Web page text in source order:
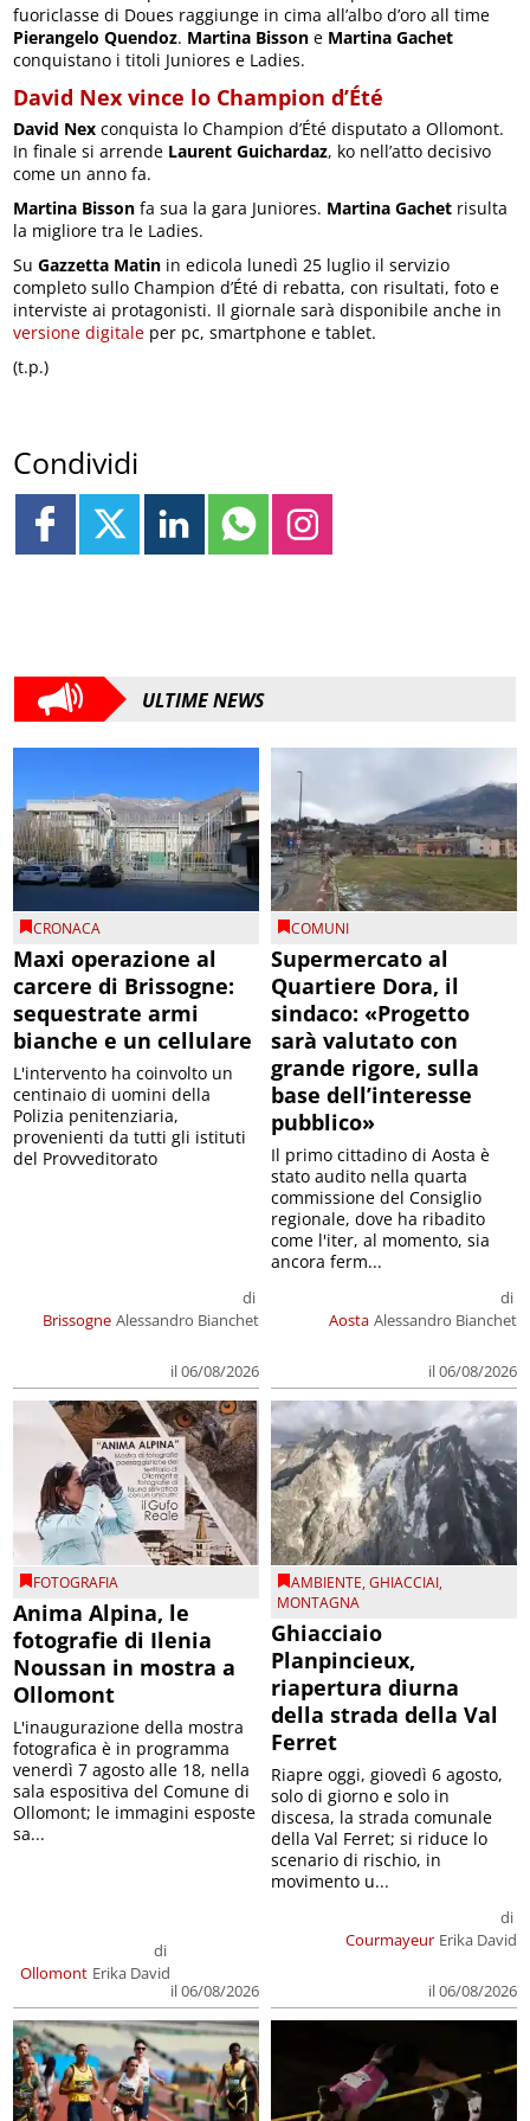
fuoriclasse di Doues raggiunge in cima all’albo d’oro all time
Pierangelo Quendoz. Martina Bisson e Martina Gachet
conquistano i titoli Juniores e Ladies.
David Nex vince lo Champion d’Été
David Nex conquista lo Champion d’Été disputato a Ollomont.
In finale si arrende Laurent Guichardaz, ko nell’atto decisivo
come un anno fa.
Martina Bisson fa sua la gara Juniores. Martina Gachet risulta
la migliore tra le Ladies.
SuGazzetta Matin in edicola lunedì 25 luglio il servizio
completo sullo Champion d’Été di rebatta, con risultati, foto e
interviste ai protagonisti. Il giornale sarà disponibile anche in
versione digitale per pc, smartphone e tablet.
(t.p.)
Condividi
ULTIME NEWS
CRONACA
Maxi operazione al
carcere di Brissogne:
sequestrate armi
bianche e un cellulare
Brissogne
di
Alessandro Bianchet
il 06/08/2026
L'intervento ha coinvolto un
centinaio di uomini della
Polizia penitenziaria,
provenienti da tutti gli istituti
del Provveditorato
COMUNI
Supermercato al
Quartiere Dora, il
sindaco: «Progetto
sarà valutato con
grande rigore, sulla
base dell’interesse
pubblico»
Aosta
di
Alessandro Bianchet
il 06/08/2026
Il primo cittadino di Aosta è
stato audito nella quarta
commissione del Consiglio
regionale, dove ha ribadito
come l'iter, al momento, sia
ancora ferm...
FOTOGRAFIA
Anima Alpina, le
fotografie di Ilenia
Noussan in mostra a
Ollomont
Ollomont
di
Erika David
il 06/08/2026
L'inaugurazione della mostra
fotografica è in programma
venerdì 7 agosto alle 18, nella
sala espositiva del Comune di
Ollomont; le immagini esposte
sa...
AMBIENTE,GHIACCIAI,
MONTAGNA
Ghiacciaio
Planpincieux,
riapertura diurna
della strada della Val
Ferret
Courmayeur
di
Erika David
il 06/08/2026
Riapre oggi, giovedì 6 agosto,
solo di giorno e solo in
discesa, la strada comunale
della Val Ferret; si riduce lo
scenario di rischio, in
movimento u...